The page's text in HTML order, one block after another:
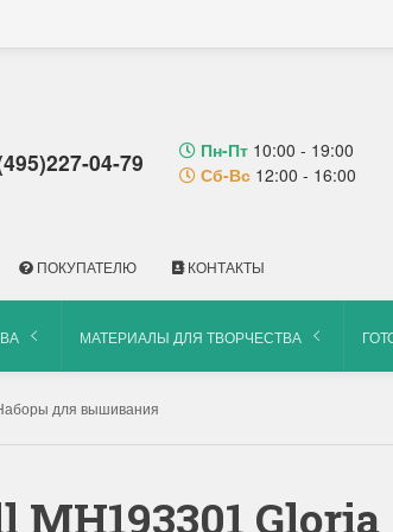
04-79 Пн-Пт 10:00 - 19:00
Сб-Вс 12:00 - 16:00
ПОКУПАТЕЛЮ КОНТАКТЫ
МАТЕРИАЛЫ ДЛЯ ТВОРЧЕСТВА
для вышивания
Gloria